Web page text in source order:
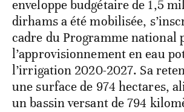
enveloppe budgétaire de 1,5
dirhams a été mobilisée,
cadre du Programme national
l’approvisionnement en eau
l’irrigation 2020-2027. Sa
une surface de 974 hectares,
un bassin versant de 794